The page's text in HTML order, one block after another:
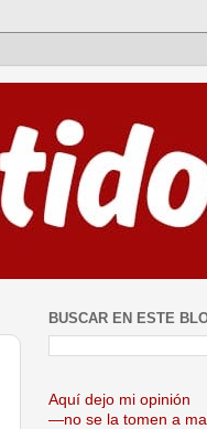
BUSCAR EN ESTE
Aquí dejo mi opinión
—no se la tomen a